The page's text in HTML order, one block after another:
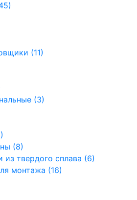
(11)
(3)
(8)
твердого сплава (6)
монтажа (16)